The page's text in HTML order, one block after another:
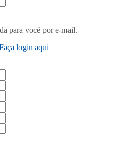
para você por e-mail.
login aqui